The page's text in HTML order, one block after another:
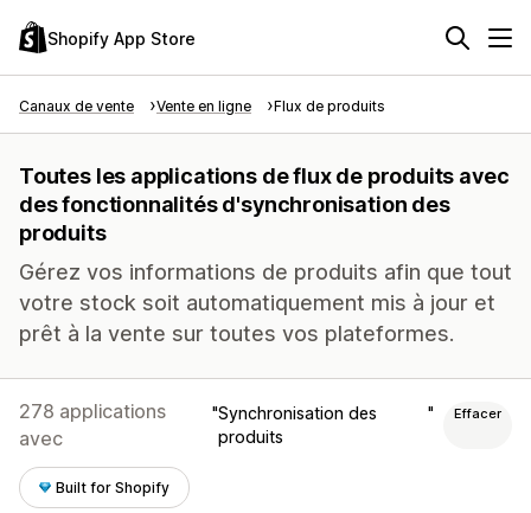
Shopify App Store
Canaux de vente Vente en ligne Flux de produits
Toutes les applications de flux de produits avec
des fonctionnalités d'synchronisation des
produits
Gérez vos informations de produits afin que tout
votre stock soit automatiquement mis à jour et
prêt à la vente sur toutes vos plateformes.
278 applications
avec
Synchronisation des
produits
Effacer
Built for Shopify